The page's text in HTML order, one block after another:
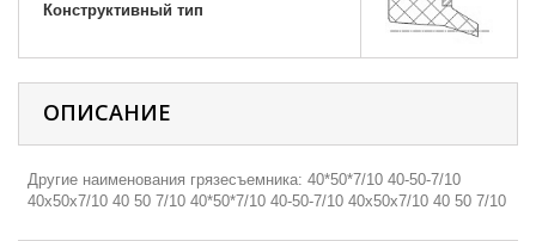
Конструктивный тип
ОПИСАНИЕ
Другие наименования грязесъемника: 40*50*7/10 40-50-7/10
40х50х7/10 40 50 7/10 40*50*7/10 40-50-7/10 40х50х7/10 40 50 7/10